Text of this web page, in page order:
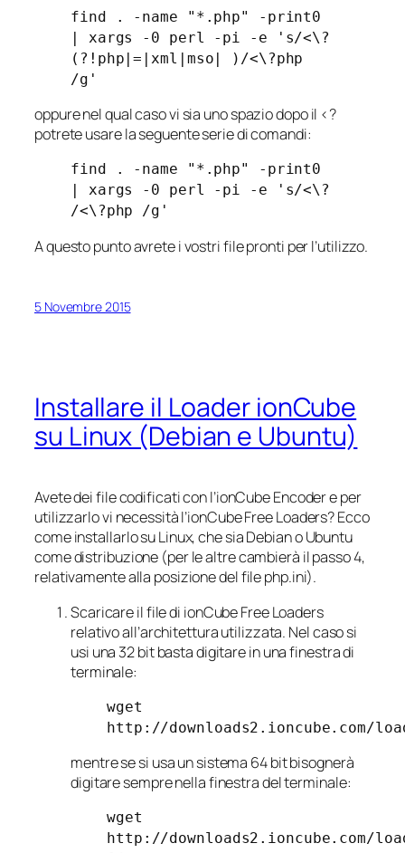
find . -name "*.php" -print0
| xargs -0 perl -pi -e 's/<\?
(?!php|=|xml|mso| )/<\?php
/g'
oppure nel qual caso vi sia uno spazio dopo il <?
potrete usare la seguente serie di comandi:
find . -name "*.php" -print0
| xargs -0 perl -pi -e 's/<\?
/<\?php /g'
A questo punto avrete i vostri file pronti per l’utilizzo.
5 Novembre 2015
Installare il Loader ionCube
su Linux (Debian e Ubuntu)
Avete dei file codificati con l’ionCube Encoder e per
utilizzarlo vi necessità l’ionCube Free Loaders? Ecco
come installarlo su Linux, che sia Debian o Ubuntu
come distribuzione (per le altre cambierà il passo 4,
relativamente alla posizione del file php.ini).
Scaricare il file di ionCube Free Loaders
relativo all’architettura utilizzata. Nel caso si
usi una 32 bit basta digitare in una finestra di
terminale:
wget
http://downloads2.ioncube.com/
mentre se si usa un sistema 64 bit bisognerà
digitare sempre nella finestra del terminale:
wget
http://downloads2.ioncube.com/